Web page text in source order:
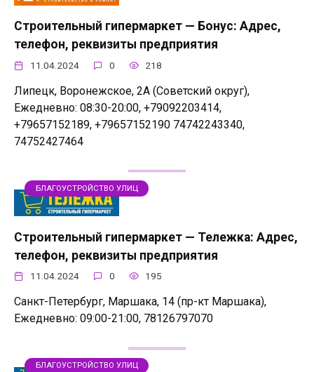
Строительный гипермаркет — Бонус: Адрес,
телефон, реквизиты предприятия
11.04.2024 0 218
Липецк, Воронежское, 2А (Советский округ),
Ежедневно: 08:30-20:00, +79092203414,
+79657152189, +79657152190 74742243340,
74752427464
БЛАГОУСТРОЙСТВО УЛИЦ
Строительный гипермаркет — Тележка: Адрес,
телефон, реквизиты предприятия
11.04.2024 0 195
Санкт-Петербург, Маршака, 14 (пр-кт Маршака),
Ежедневно: 09:00-21:00, 78126797070
БЛАГОУСТРОЙСТВО УЛИЦ